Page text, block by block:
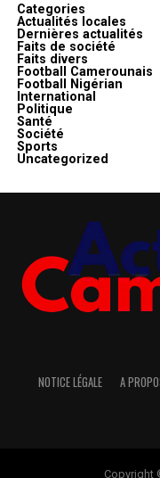
Categories
Actualités locales
Dernières actualités
Faits de société
Faits divers
Football Camerounais
Football Nigérian
International
Politique
Santé
Société
Sports
Uncategorized
NOTICE LÉGALE A
Copyright